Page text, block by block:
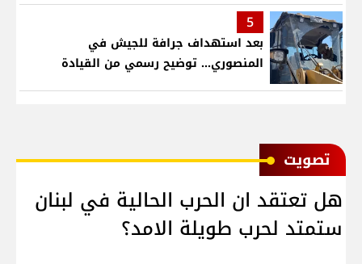
5
بعد استهداف جرافة للجيش في
المنصوري... توضيح رسمي من القيادة
ﺗﺼﻮﻳﺖ
هل تعتقد ان الحرب الحالية في لبنان
ستمتد لحرب طويلة الامد؟